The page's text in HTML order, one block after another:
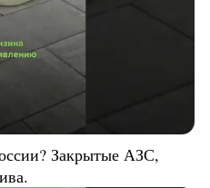
Закрытые АЗС,